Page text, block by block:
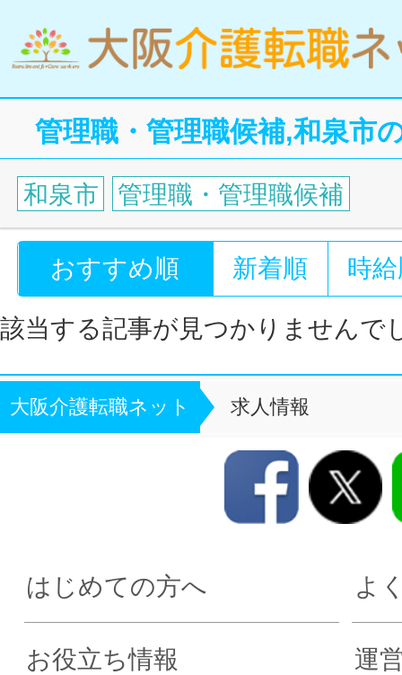
管理職・管理職候補,和泉市
和泉市 管理職・管理職候補
おすすめ順 新着順 時
該当する記事が見つかりませんで
大阪介護転職ネット 求人情報
はじめての方へ よ
お役立ち情報 運